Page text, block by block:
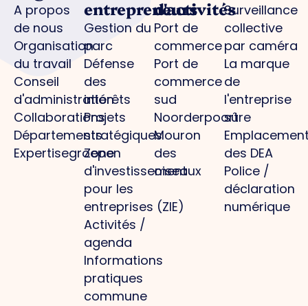
A propos
de nous
Organisation
du travail
Conseil
d'administration
Collaborations
Départements
Expertisegroepen
entrepreneurs
Gestion du
parc
Défense
des
intérêts
Projets
stratégiques
Zone
d'investissement
pour les
entreprises (ZIE)
Activités /
agenda
Informations
pratiques
commune
d'activités
Port de
commerce
Port de
commerce
sud
Noorderpoort
Mouron
des
oiseaux
Surveillance
collective
par caméra
La marque
de
l'entreprise
sûre
des DEA
Police /
déclaration
numérique